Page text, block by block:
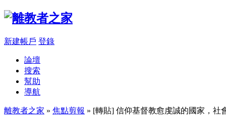
新建帳戶 登錄
論壇
搜索
幫助
導航
離教者之家 » 焦點剪報 » [轉貼] 信仰基督教愈虔誠的國家，社